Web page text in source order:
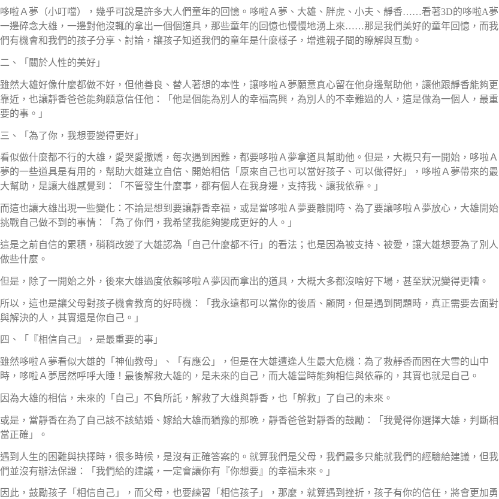
哆啦Ａ夢（小叮噹），幾乎可說是許多大人們童年的回憶。哆啦Ａ夢、大雄、胖虎、小夫、靜香……看著3D的哆啦A夢
一邊碎念大雄，一邊對他沒輒的拿出一個個道具，那些童年的回憶也慢慢地湧上來……那是我們美好的童年回憶，而我
們有機會和我們的孩子分享、討論，讓孩子知道我們的童年是什麼樣子，增進親子間的瞭解與互動。
二、「關於人性的美好」
雖然大雄好像什麼都做不好，但他善良、替人著想的本性，讓哆啦Ａ夢願意真心留在他身邊幫助他，讓他跟靜香能夠更
靠近，也讓靜香爸爸能夠願意信任他：「他是個能為別人的幸福高興，為別人的不幸難過的人，這是做為一個人，最重
要的事。」
三、「為了你，我想要變得更好」
看似做什麼都不行的大雄，愛哭愛撒嬌，每次遇到困難，都要哆啦Ａ夢拿道具幫助他。但是，大概只有一開始，哆啦Ａ
夢的一些道具是有用的，幫助大雄建立自信、開始相信「原來自己也可以當好孩子、可以做得好」，哆啦Ａ夢帶來的最
大幫助，是讓大雄感覺到：「不管發生什麼事，都有個人在我身邊，支持我、讓我依靠。」
而這也讓大雄出現一些變化：不論是想到要讓靜香幸福，或是當哆啦Ａ夢要離開時、為了要讓哆啦Ａ夢放心，大雄開始
挑戰自己做不到的事情：「為了你們，我希望我能夠變成更好的人。」
這是之前自信的累積，稍稍改變了大雄認為「自己什麼都不行」的看法；也是因為被支持、被愛，讓大雄想要為了別人
做些什麼。
但是，除了一開始之外，後來大雄過度依賴哆啦Ａ夢因而拿出的道具，大概大多都沒啥好下場，甚至狀況變得更糟。
所以，這也是讓父母對孩子機會教育的好時機：「我永遠都可以當你的後盾、顧問，但是遇到問題時，真正需要去面對
與解決的人，其實還是你自己。」
四、「『相信自己』，是最重要的事」
雖然哆啦Ａ夢看似大雄的「神仙教母」、「有應公」，但是在大雄遭逢人生最大危機：為了救靜香而困在大雪的山中
時，哆啦Ａ夢居然呼呼大睡！最後解救大雄的，是未來的自己，而大雄當時能夠相信與依靠的，其實也就是自己。
因為大雄的相信，未來的「自己」不負所託，解救了大雄與靜香，也「解救」了自己的未來。
或是，當靜香在為了自己該不該結婚、嫁給大雄而猶豫的那晚，靜香爸爸對靜香的鼓勵：「我覺得你選擇大雄，判斷相
當正確」。
遇到人生的困難與抉擇時，很多時候，是沒有正確答案的。就算我們是父母，我們最多只能就我們的經驗給建議，但我
們並沒有辦法保證：「我們給的建議，一定會讓你有『你想要』的幸福未來。」
因此，鼓勵孩子「相信自己」，而父母，也要練習「相信孩子」，那麼，就算遇到挫折，孩子有你的信任，將會更加勇